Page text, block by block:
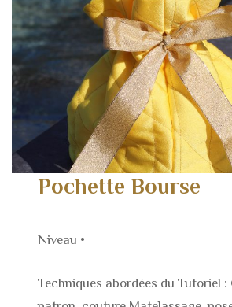
Pochette Bourse
Niveau •
Techniques abordées du Tutoriel :